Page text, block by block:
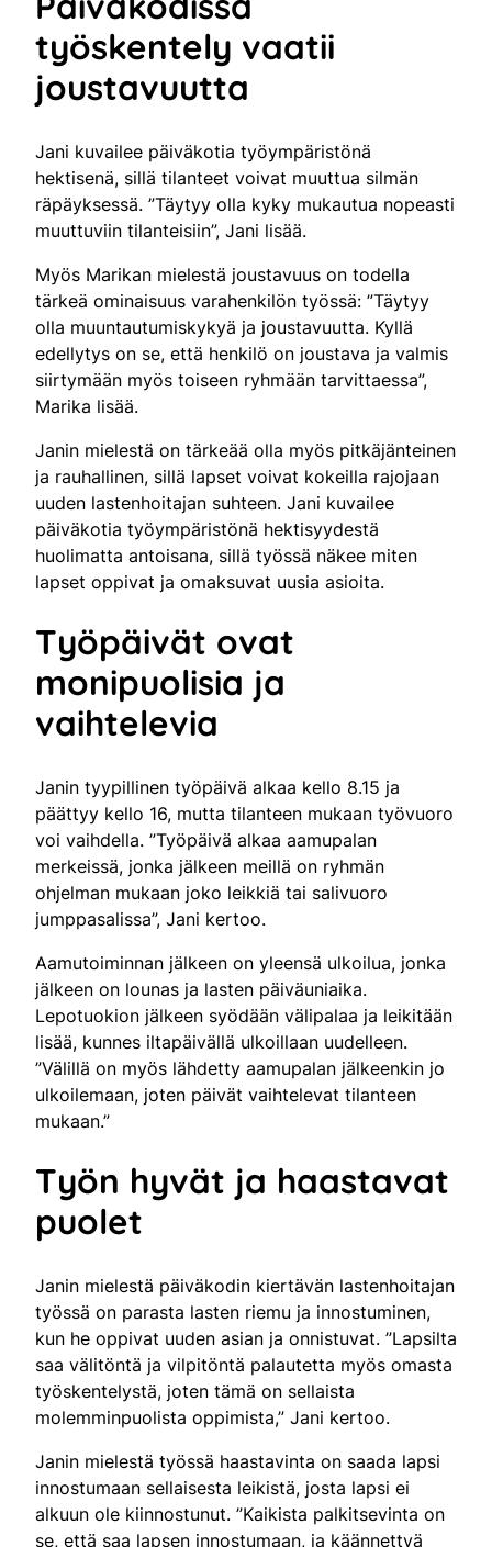
työskentely vaatii
joustavuutta
Jani kuvailee päiväkotia työympäristönä
hektisenä, sillä tilanteet voivat muuttua silmän
räpäyksessä. ”Täytyy olla kyky mukautua nopeasti
muuttuviin tilanteisiin”, Jani lisää.
Myös Marikan mielestä joustavuus on todella
tärkeä ominaisuus varahenkilön työssä: ”Täytyy
olla muuntautumiskykyä ja joustavuutta. Kyllä
edellytys on se, että henkilö on joustava ja valmis
siirtymään myös toiseen ryhmään tarvittaessa”,
Marika lisää.
Janin mielestä on tärkeää olla myös pitkäjänteinen
ja rauhallinen, sillä lapset voivat kokeilla rajojaan
uuden lastenhoitajan suhteen. Jani kuvailee
päiväkotia työympäristönä hektisyydestä
huolimatta antoisana, sillä työssä näkee miten
lapset oppivat ja omaksuvat uusia asioita.
Työpäivät ovat
monipuolisia ja
vaihtelevia
Janin tyypillinen työpäivä alkaa kello 8.15 ja
päättyy kello 16, mutta tilanteen mukaan työvuoro
voi vaihdella. ”Työpäivä alkaa aamupalan
merkeissä, jonka jälkeen meillä on ryhmän
ohjelman mukaan joko leikkiä tai salivuoro
jumppasalissa”, Jani kertoo.
Aamutoiminnan jälkeen on yleensä ulkoilua, jonka
jälkeen on lounas ja lasten päiväuniaika.
Lepotuokion jälkeen syödään välipalaa ja leikitään
lisää, kunnes iltapäivällä ulkoillaan uudelleen.
”Välillä on myös lähdetty aamupalan jälkeenkin jo
ulkoilemaan, joten päivät vaihtelevat tilanteen
mukaan.”
Työn hyvät ja haastavat
puolet
Janin mielestä päiväkodin kiertävän lastenhoitajan
työssä on parasta lasten riemu ja innostuminen,
kun he oppivat uuden asian ja onnistuvat. ”Lapsilta
saa välitöntä ja vilpitöntä palautetta myös omasta
työskentelystä, joten tämä on sellaista
molemminpuolista oppimista,” Jani kertoo.
Janin mielestä työssä haastavinta on saada lapsi
innostumaan sellaisesta leikistä, josta lapsi ei
alkuun ole kiinnostunut. ”Kaikista palkitsevinta on
se, että saa lapsen innostumaan, ja käännettyä